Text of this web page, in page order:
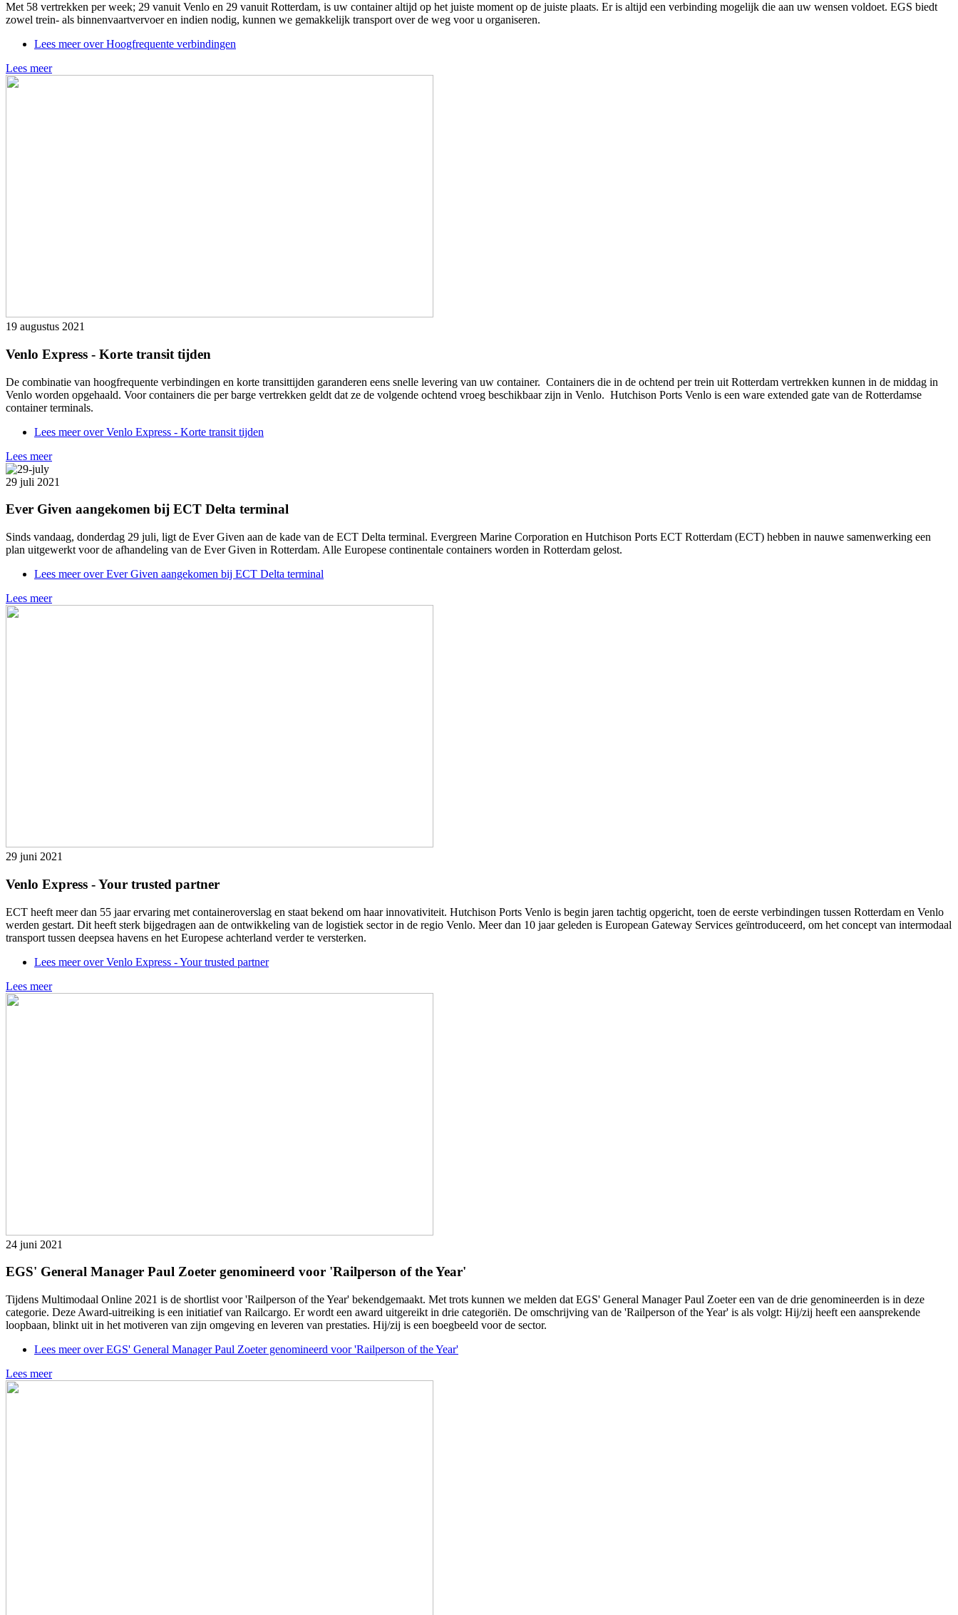
Met 58 vertrekken per week; 29 vanuit Venlo en 29 vanuit Rotterdam, is uw container altijd op het juiste moment op de juiste plaats. Er is altijd een verbinding mogelijk die aan uw wensen voldoet. EGS biedt
zowel trein- als binnenvaartvervoer en indien nodig, kunnen we gemakkelijk transport over de weg voor u organiseren.
Lees meerover Hoogfrequente verbindingen
Lees meer
19 augustus 2021
Venlo Express - Korte transit tijden
De combinatie van hoogfrequente verbindingen en korte transittijden garanderen eens snelle levering van uw container. Containers die in de ochtend per trein uit Rotterdam vertrekken kunnen in de middag in
Venlo worden opgehaald. Voor containers die per barge vertrekken geldt dat ze de volgende ochtend vroeg beschikbaar zijn in Venlo. Hutchison Ports Venlo is een ware extended gate van de Rotterdamse
container terminals.
Lees meerover Venlo Express - Korte transit tijden
Lees meer
29 juli 2021
Ever Given aangekomen bij ECT Delta terminal
Sinds vandaag, donderdag 29 juli, ligt de Ever Given aan de kade van de ECT Delta terminal. Evergreen Marine Corporation en Hutchison Ports ECT Rotterdam (ECT) hebben in nauwe samenwerking een
plan uitgewerkt voor de afhandeling van de Ever Given in Rotterdam. Alle Europese continentale containers worden in Rotterdam gelost.
Lees meerover Ever Given aangekomen bij ECT Delta terminal
Lees meer
29 juni 2021
Venlo Express - Your trusted partner
ECT heeft meer dan 55 jaar ervaring met containeroverslag en staat bekend om haar innovativiteit. Hutchison Ports Venlo is begin jaren tachtig opgericht, toen de eerste verbindingen tussen Rotterdam en Venlo
werden gestart. Dit heeft sterk bijgedragen aan de ontwikkeling van de logistiek sector in de regio Venlo. Meer dan 10 jaar geleden is European Gateway Services geïntroduceerd, om het concept van intermodaal
transport tussen deepsea havens en het Europese achterland verder te versterken.
Lees meerover Venlo Express - Your trusted partner
Lees meer
24 juni 2021
EGS' General Manager Paul Zoeter genomineerd voor 'Railperson of the Year'
Tijdens Multimodaal Online 2021 is de shortlist voor 'Railperson of the Year' bekendgemaakt. Met trots kunnen we melden dat EGS' General Manager Paul Zoeter een van de drie genomineerden is in deze
categorie. Deze Award-uitreiking is een initiatief van Railcargo. Er wordt een award uitgereikt in drie categoriën. De omschrijving van de 'Railperson of the Year' is als volgt: Hij/zij heeft een aansprekende
loopbaan, blinkt uit in het motiveren van zijn omgeving en leveren van prestaties. Hij/zij is een boegbeeld voor de sector.
Lees meerover EGS' General Manager Paul Zoeter genomineerd voor 'Railperson of the Year'
Lees meer